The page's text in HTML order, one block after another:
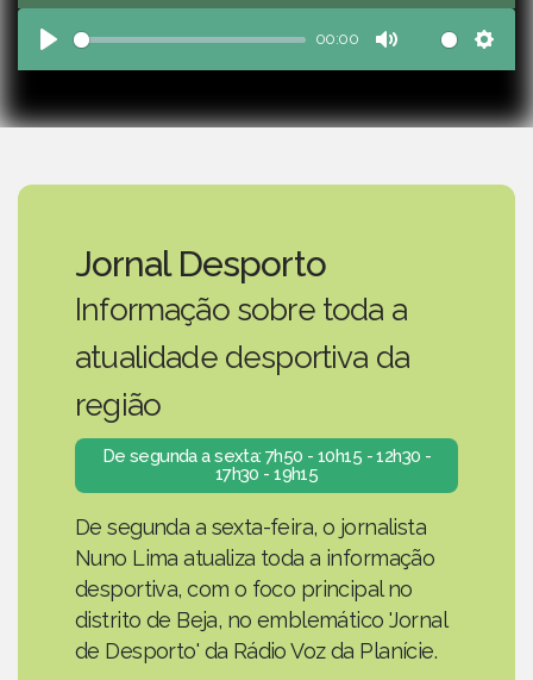
Play
00:00
Mute
Jornal Desporto
Informação sobre toda a
atualidade desportiva da
região
De segunda a sexta: 7h50 - 10h15 - 12h30 -
17h30 - 19h15
De segunda a sexta-feira, o jornalista
Nuno Lima atualiza toda a informação
desportiva, com o foco principal no
distrito de Beja, no emblemático 'Jornal
de Desporto' da Rádio Voz da Planície.